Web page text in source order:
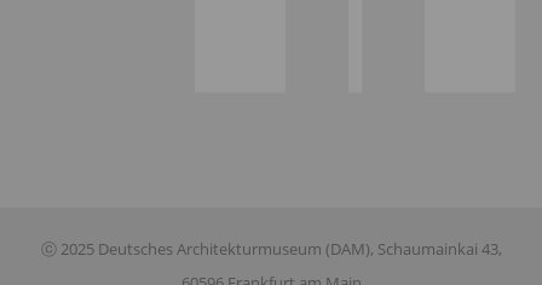
ⓒ 2025 Deutsches Architekturmuseum (DAM), Schaumainkai 43,